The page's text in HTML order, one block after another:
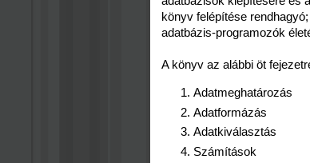
könyv felépítése
adatbázis-programozók
A könyv az alábbi öt
Adatmeghatározás
Adatformázás
Adatkiválasztás
Számítások